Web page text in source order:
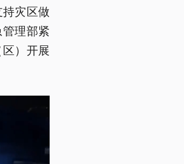
灾区做
理部紧
）开展